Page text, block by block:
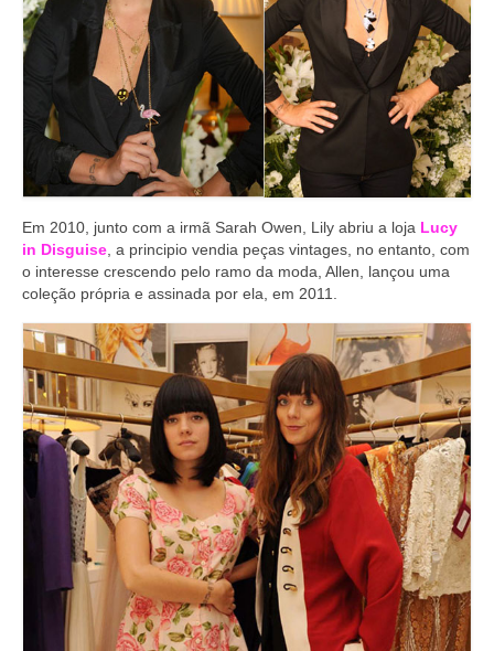
Em 2010, junto com a irmã Sarah Owen, Lily abriu a loja Lucy
in Disguise , a principio vendia peças vintages, no entanto, com
o interesse crescendo pelo ramo da moda, Allen, lançou uma
coleção própria e assinada por ela, em 2011.